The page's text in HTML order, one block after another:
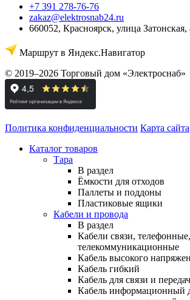
+7 391 278-76-76
zakaz@elektrosnab24.ru
660052, Красноярск, улица Затонская,
Маршрут в Яндекс.Навигатор
© 2019–2026 Торговый дом «Электроснаб»
Политика конфиденциальности Карта сайта
Каталог товаров
Тара
В раздел
Ёмкости для отходов
Паллеты и поддоны
Пластиковые ящики
Кабели и провода
В раздел
Кабели связи, телефонные,
телекоммуникационные
Кабель высокого
Кабель гибкий
Кабель для связи и
Кабель информационный